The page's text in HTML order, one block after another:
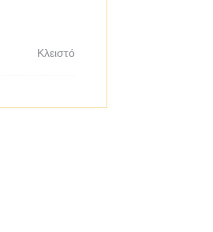
Κλειστό